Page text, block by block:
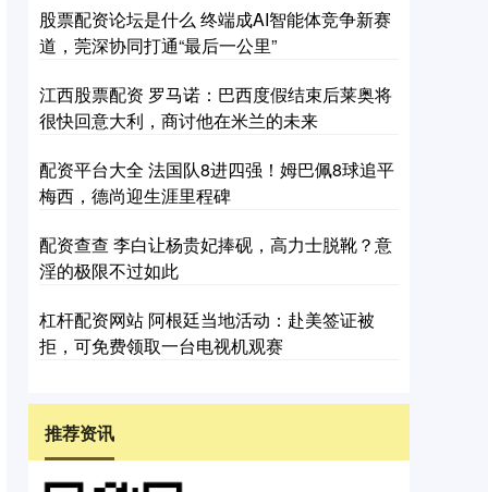
股票配资论坛是什么 终端成AI智能体竞争新赛
道，莞深协同打通“最后一公里”
江西股票配资 罗马诺：巴西度假结束后莱奥将
很快回意大利，商讨他在米兰的未来
配资平台大全 法国队8进四强！姆巴佩8球追平
梅西，德尚迎生涯里程碑
配资查查 李白让杨贵妃捧砚，高力士脱靴？意
淫的极限不过如此
杠杆配资网站 阿根廷当地活动：赴美签证被
拒，可免费领取一台电视机观赛
推荐资讯